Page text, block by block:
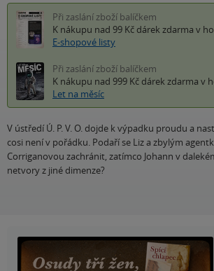
Při zaslání zboží balíčkem
K nákupu nad 99 Kč dárek zdarma v
E-shopové listy
Při zaslání zboží balíčkem
K nákupu nad 999 Kč dárek zdarma v
Let na měsíc
V ústředí Ú. P. V. O. dojde k výpadku proudu a
cosi není v pořádku. Podaří se Liz a zbylým
Corriganovou zachránit, zatímco Johann v
netvory z jiné dimenze?